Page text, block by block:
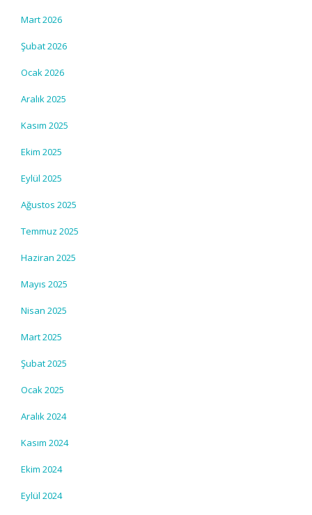
Mart 2026
Şubat 2026
Ocak 2026
Aralık 2025
Kasım 2025
Ekim 2025
Eylül 2025
Ağustos 2025
Temmuz 2025
Haziran 2025
Mayıs 2025
Nisan 2025
Mart 2025
Şubat 2025
Ocak 2025
Aralık 2024
Kasım 2024
Ekim 2024
Eylül 2024